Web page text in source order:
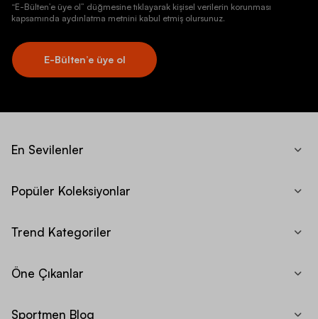
“E-Bülten’e üye ol” düğmesine tıklayarak kişisel verilerin korunması
kapsamında aydınlatma metnini kabul etmiş olursunuz.
E-Bülten’e üye ol
En Sevilenler
Popüler Koleksiyonlar
Trend Kategoriler
Öne Çıkanlar
Sportmen Blog